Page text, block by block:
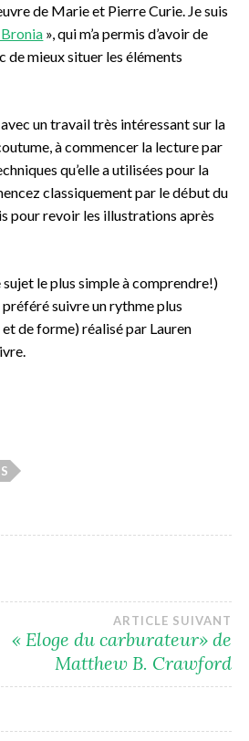
de Marie et Pierre Curie. Je suis
», qui m’a permis d’avoir de
mieux situer les éléments
un travail très intéressant sur la
à commencer la lecture par
qu’elle a utilisées pour la
classiquement par le début du
pour revoir les illustrations après
sujet le plus simple à comprendre!)
suivre un rythme plus
de forme) réalisé par Lauren
ARTICLE SUIVANT
« Eloge du carburateur» de
Matthew B. Crawford